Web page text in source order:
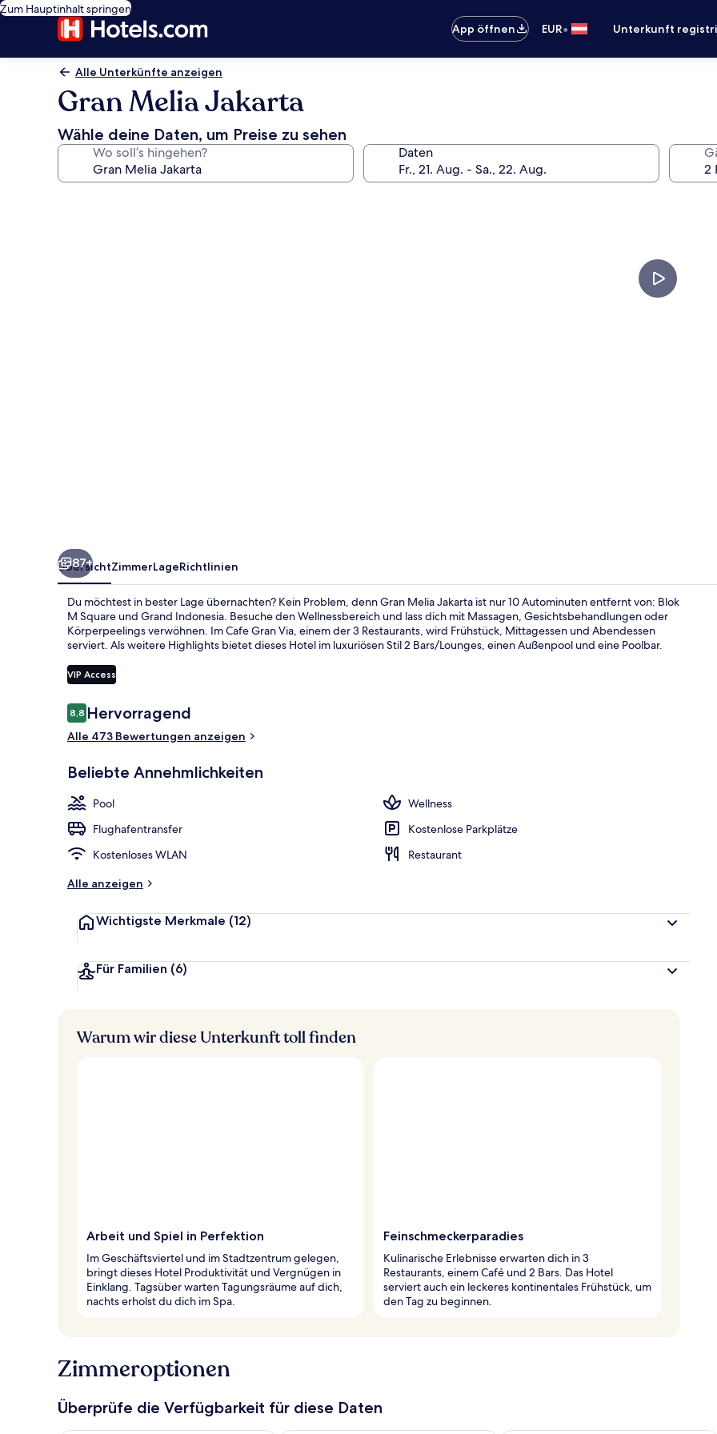
Zum Hauptinhalt springen
App öffnen
EUR• Unterkunft
Alle Unterkünfte anzeigen
Gran Melia Jakarta
Wähle deine Daten, um Preise zu sehen
Wo soll’s hingehen? Daten
3
87+
ÜbersichtZimmerLageRichtlinien
Du möchtest in bester Lage übernachten? Kein Problem, denn Gran Melia Jakarta ist nur 10 Autominuten entfernt von: Blok
M Square und Grand Indonesia. Besuche den Wellnessbereich und lass dich mit Massagen, Gesichtsbehandlungen oder
Körperpeelings verwöhnen. Im Cafe Gran Via, einem der 3 Restaurants, wird Frühstück, Mittagessen und Abendessen
serviert. Als weitere Highlights bietet dieses Hotel im luxuriösen Stil 2 Bars/Lounges, einen Außenpool und eine Poolbar.
VIP Access
Bewertungen
8,88,8 von 10.
Hervorragend
Alle 473 Bewertungen anzeigen
Beliebte Annehmlichkeiten
Pool
Wellness
Flughafentransfer
Kostenlose Parkplätze
Kostenloses WLAN
Restaurant
Alle anzeigen
Wichtigste Merkmale (12)
Für Familien (6)
Warum wir diese Unterkunft toll finden
Arbeit und Spiel in Perfektion
Im Geschäftsviertel und im Stadtzentrum gelegen,
bringt dieses Hotel Produktivität und Vergnügen in
Einklang. Tagsüber warten Tagungsräume auf dich,
nachts erholst du dich im Spa.
Feinschmeckerparadies
Kulinarische Erlebnisse erwarten dich in 3
Restaurants, einem Café und 2 Bars. Das Hotel
serviert auch ein leckeres kontinentales Frühstück, um
den Tag zu beginnen.
Zimmeroptionen
Überprüfe die Verfügbarkeit für diese Daten